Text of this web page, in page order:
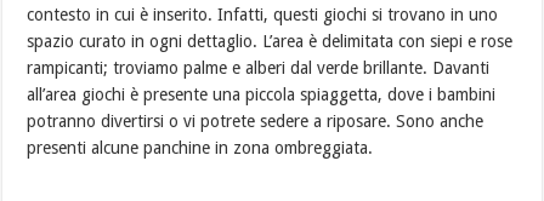
contesto in cui è inserito. Infatti, questi giochi si trovano in uno
spazio curato in ogni dettaglio. L’area è delimitata con siepi e rose
rampicanti; troviamo palme e alberi dal verde brillante. Davanti
all’area giochi è presente una piccola spiaggetta, dove i bambini
potranno divertirsi o vi potrete sedere a riposare. Sono anche
presenti alcune panchine in zona ombreggiata.